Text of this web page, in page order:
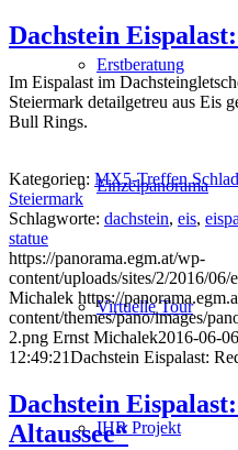
Erstberatung
Einzelpanorama
Virtuelle Tour
IHR Projekt
Dachstein
Im Eispalast im
Steiermark detailgetreu aus Eis
Bull Rings.
Kategorien: MX5-Treffen
Steiermark
Schlagworte: dachstein, eis,
statue
https://panorama.egm.at/wp-
content/uploads/sites/2/2016/06/
Michalek https://
content/themes/pano/images/
2.png Ernst Michalek2016-06-
12:49:21Dachstein Eispalast:
Dachstein
Altaussee“